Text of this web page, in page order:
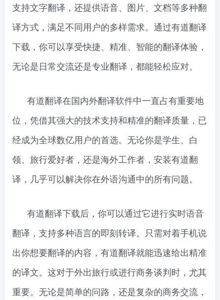
支持文字翻译，还提供语音、图片、文档等多种翻
译方式，满足不同用户的多样需求。通过有道翻译
下载，你可以享受快捷、精准、智能的翻译体验，
无论是日常交流还是专业翻译，都能轻松应对。
有道翻译在国内外翻译软件中一直占有重要地
位，凭借其强大的技术支持和精准的翻译质量，已
经成为全球数亿用户的首选。无论你是学生、白
领、旅行爱好者，还是海外工作者，安装有道翻
译，几乎可以解决你在外语沟通中的所有问题。
有道翻译下载后，你可以通过它进行实时语音
翻译，支持多种语言的即刻转译。只需对着手机说
出你想要翻译的内容，有道翻译就能迅速给出精准
的译文。这对于外出旅行或进行商务谈判时，尤其
重要。无论是简单的问路，还是复杂的商务交流，